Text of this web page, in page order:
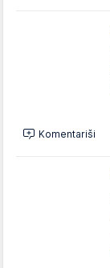
Komentariši